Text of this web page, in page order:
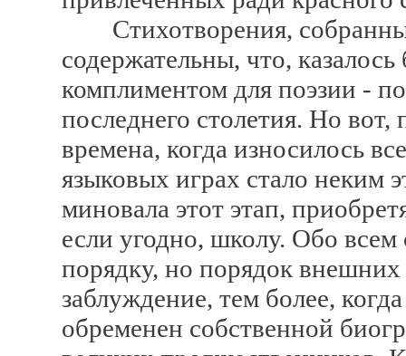
Стихотворения,
содержательны, что,
комплиментом для поэзии -
последнего столетия. Но
времена, когда износилось
языковых играх стало неким
миновала этот этап,
если угодно, школу. Обо всем
порядку, но порядок
заблуждение, тем более,
обременен собственной